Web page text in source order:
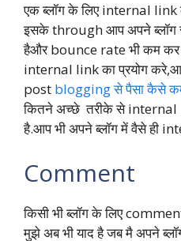
एक ब्लॉग के लिए internal link
इसके through आप अपने ब्लॉग
हैऔर bounce rate भी कम
internal link का प्रयोग
post blogging से पैसा कैसे
कितने अच्छे तरीके से internal
है.आप भी अपने ब्लॉग में वैसे ही
Comment
किसी भी ब्लॉग के लिए
मुझे अब भी याद है जब मै अपने